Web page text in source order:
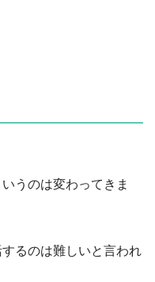
うのは変わってきま
るのは難しいと言われ